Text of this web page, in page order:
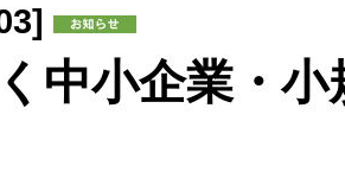
中小企業・